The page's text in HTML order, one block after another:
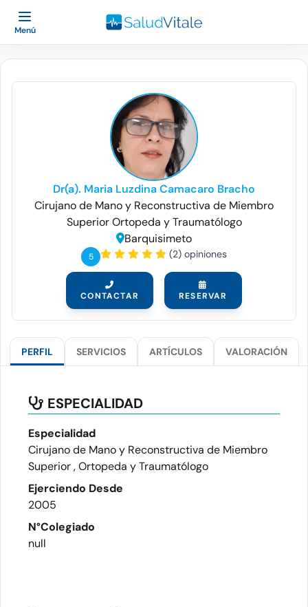
Menú
Dr(a). Maria Luzdina Camacaro Bracho
Cirujano de Mano y Reconstructiva de Miembro
SuperiorOrtopeda y Traumatólogo
Barquisimeto
5 (2) opiniones
CONTACTAR RESERVAR
PERFIL SERVICIOS ARTÍCULOS VALORACIÓN
ESPECIALIDAD
Especialidad
Cirujano de Mano y Reconstructiva de Miembro
Superior , Ortopeda y Traumatólogo
Ejerciendo Desde
2005
N°Colegiado
null